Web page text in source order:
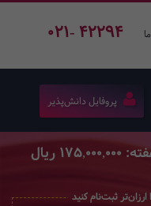
021- 42294
پروفایل دانش‌پذیر
ریال
ارزان‌تر ثبت‌نام کنید